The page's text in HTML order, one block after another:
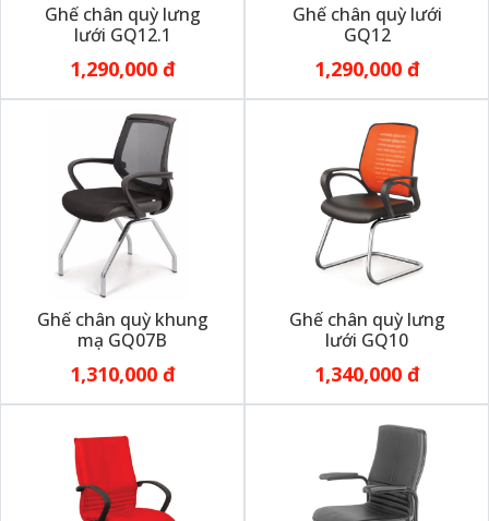
Ghế chân quỳ lưng
lưới GQ12.1
1,290,000 đ
Ghế chân quỳ lưới
GQ12
1,290,000 đ
Ghế chân quỳ khung
mạ GQ07B
1,310,000 đ
Ghế chân quỳ lưng
lưới GQ10
1,340,000 đ